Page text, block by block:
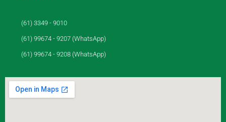
(61) 3349 - 9010
(61) 99674 - 9207 (WhatsApp)
(61) 99674 - 9208 (WhatsApp)